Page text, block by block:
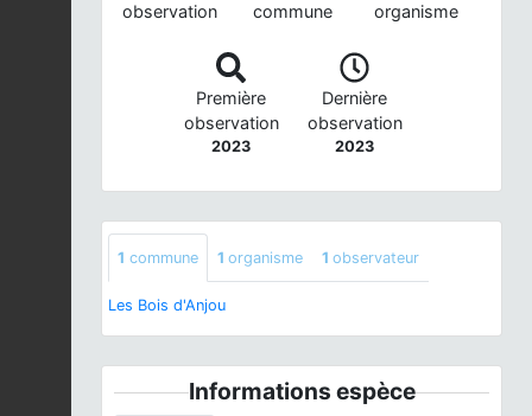
observation commune organisme
Première
observation
2023
Dernière
observation
2023
1 commune 1 organisme 1 observateur
Les Bois d'Anjou
Informations espèce